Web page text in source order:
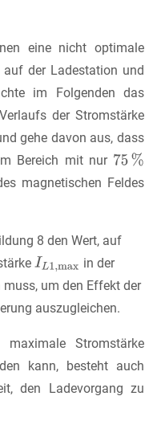
eine nicht optimale
der Ladestation und
im Folgenden das
der Stromstärke
gehe davon aus, dass
Bereich mit nur
magnetischen Feldes
8 den Wert, auf
in der
um den Effekt der
auszugleichen.
Stromstärke
kann, besteht auch
den Ladevorgang zu